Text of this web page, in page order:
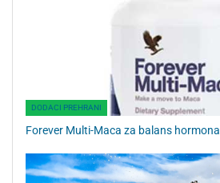
DODACI PREHRANI
Forever Multi-Maca za balans hormona